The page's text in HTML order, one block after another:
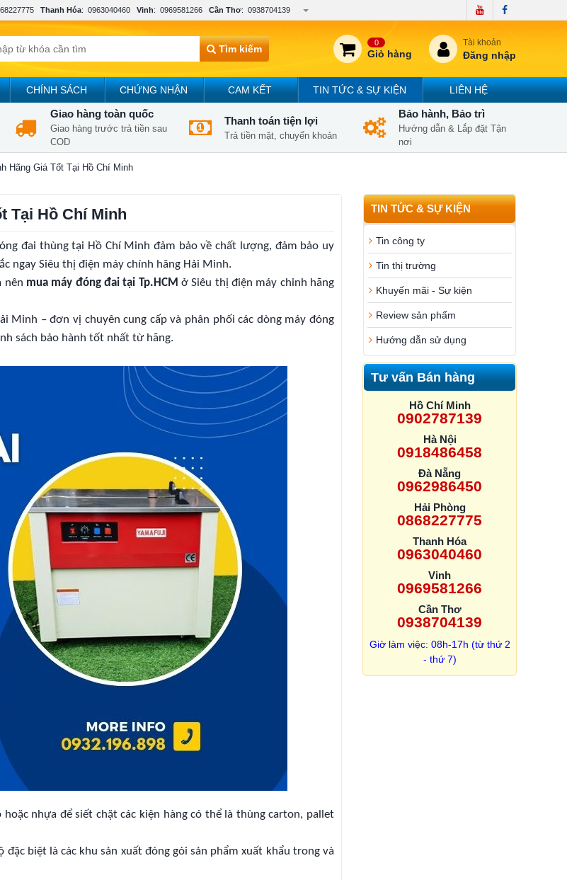
Thanh Hóa: 0963040460 Vinh: 0969581266 Cần Thơ: 0938704139
Tìm kiếm
0
Giỏ hàng
Tài khoản
Đăng nhập
CHÍNH SÁCH CHỨNG NHẬN CAM KẾT TIN TỨC & SỰ KIỆN LIÊN HỆ
Giao hàng toàn quốc
Giao hàng trước trả tiền sau
COD
Thanh toán tiện lợi
Trả tiền mặt, chuyển khoản
Bảo hành, Bảo trì
Hướng dẫn & Lắp đặt Tận
nơi
Hãng Giá Tốt Tại Hồ Chí Minh
TIN TỨC & SỰ KIỆN
Tin công ty
Tin thị trường
Khuyến mãi - Sự kiện
Review sản phẩm
Hướng dẫn sử dụng
Tư vấn Bán hàng
Hồ Chí Minh
0902787139
Hà Nội
0918486458
Đà Nẵng
0962986450
Hải Phòng
0868227775
Thanh Hóa
0963040460
Vinh
0969581266
Cần Thơ
0938704139
Giờ làm việc: 08h-17h (từ thứ 2
- thứ 7)
Tại Hồ Chí Minh
đai thùng tại Hồ Chí Minh đảm bảo về chất lượng, đảm bảo uy
ngay Siêu thị điện máy chính hãng Hải Minh.
nên mua máy đóng đai tại Tp.HCM ở Siêu thị điện máy chinh hãng
Minh – đơn vị chuyên cung cấp và phân phối các dòng máy đóng
sách bảo hành tốt nhất từ hãng.
nhựa để siết chặt các kiện hàng có thể là thùng carton, pallet
biệt là các khu sản xuất đóng gói sản phẩm xuất khẩu trong và